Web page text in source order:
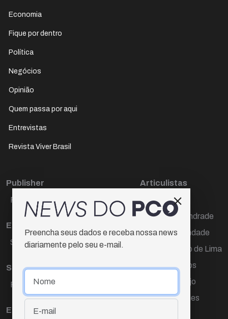
Economia
Fique por dentro
Política
Negócios
Opinião
Quem passa por aqui
Entrevistas
Revista Viver Brasil
Publisher
Paulo Cesar de Oliveira
Editora Chefe
Sueli Cotta
Sub-editora
Raquel Ayres
Equipe
Articulistas
Décio Freire
Dr Marcos Andrade
Hamilton Trindade
Igor Carvalho de Lima
Mario Campos
Renata Araújo
Wagner Gomes
Preencha seus dados e receba nossa news
diariamente pelo seu e-mail.